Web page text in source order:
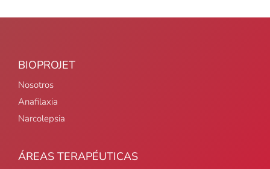
BIOPROJET
Nosotros
Anafilaxia
Narcolepsia
ÁREAS TERAPÉUTICAS